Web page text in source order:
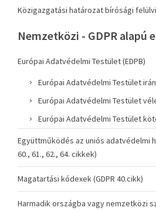
Közigazgatási határozat bírósági
Nemzetközi - GDPR alapú
Európai Adatvédelmi Testület (EDPB)
Európai Adatvédelmi Testület
Európai Adatvédelmi Testület
Európai Adatvédelmi Testület
Együttműködés az uniós adatvédelmi
60., 61., 62., 64. cikkek)
Magatartási kódexek (GDPR 40.cikk)
Harmadik országba vagy nemzetközi